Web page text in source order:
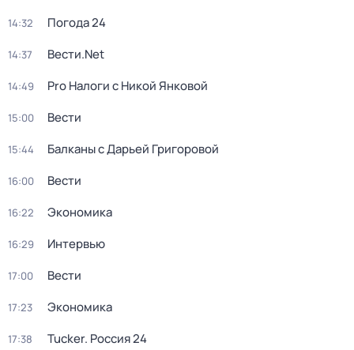
14:32 Погода 24
14:37 Вести.Net
14:49 Pro Налоги с Никой Янковой
15:00 Вести
15:44 Балканы с Дарьей Григоровой
16:00 Вести
16:22 Экономика
16:29 Интервью
17:00 Вести
17:23 Экономика
17:38 Tucker. Россия 24